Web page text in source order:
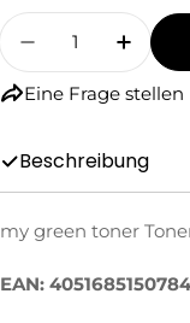
Menge
Menge Für
Eine Frage stellen
Name
Beschreibung
my green toner
EAN: 4051685150784